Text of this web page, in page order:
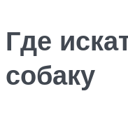
Где
собаку